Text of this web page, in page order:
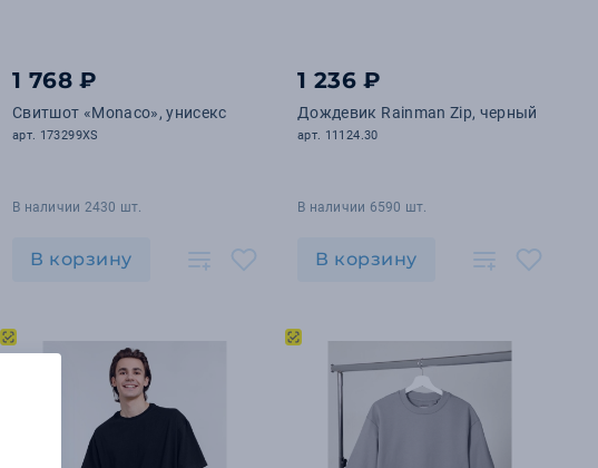
1 768 ₽
Свитшот «Monaco», унисекс
арт. 173299XS
В наличии 2430 шт.
В корзину
1 236 ₽
Дождевик Rainman Zip, черный
арт. 11124.30
В наличии 6590 шт.
В корзину